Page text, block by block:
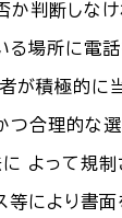
判断しな
場所に電
積極的に
つ合理的な
よって規
により書